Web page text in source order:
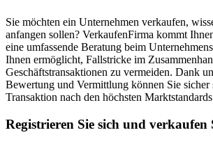
Sie möchten ein Unternehmen verkaufen,
anfangen sollen? VerkaufenFirma kommt
eine umfassende Beratung beim
Ihnen ermöglicht, Fallstricke im
Geschäftstransaktionen zu vermeiden. Dank
Bewertung und Vermittlung können Sie sicher
Transaktion nach den höchsten
Registrieren Sie sich und verkaufen